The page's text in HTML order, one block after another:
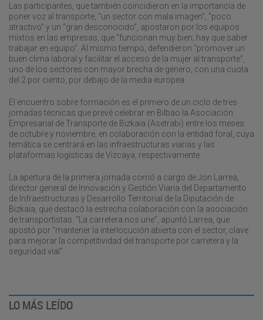
Las participantes, que también coincidieron en la importancia de
poner voz al transporte, “un sector con mala imagen”, “poco
atractivo” y un “gran desconocido”, apostaron por los equipos
mixtos en las empresas, que “funcionan muy bien; hay que saber
trabajar en equipo”. Al mismo tiempo, defendieron “promover un
buen clima laboral y facilitar el acceso de la mujer al transporte”,
uno de los sectores con mayor brecha de género, con una cuota
del 2 por ciento, por debajo de la media europea.
El encuentro sobre formación es el primero de un ciclo de tres
jornadas técnicas que prevé celebrar en Bilbao la Asociación
Empresarial de Transporte de Bizkaia (Asetrabi) entre los meses
de octubre y noviembre, en colaboración con la entidad foral, cuya
temática se centrará en las infraestructuras viarias y las
plataformas logísticas de Vizcaya, respectivamente.
La apertura de la primera jornada corrió a cargo de Jon Larrea,
director general de Innovación y Gestión Viaria del Departamento
de Infraestructuras y Desarrollo Territorial de la Diputación de
Bizkaia, que destacó la estrecha colaboración con la asociación
de transportistas. “La carretera nos une”, apuntó Larrea, que
apostó por “mantener la interlocución abierta con el sector, clave
para mejorar la competitividad del transporte por carretera y la
seguridad vial”.
LO MÁS LEÍDO